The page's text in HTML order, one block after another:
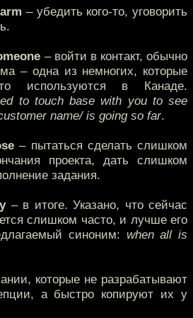
– убедить кого-то, уговорить
– войти в контакт, обычно
– одна из немногих, которые
используются в Канаде.
to touch base with you to see
name/ is going so far.
– пытаться сделать слишком
проекта, дать слишком
задания.
– в итоге. Указано, что сейчас
слишком часто, и лучше его
синоним: when all is
которые не разрабатывают
а быстро копируют их у